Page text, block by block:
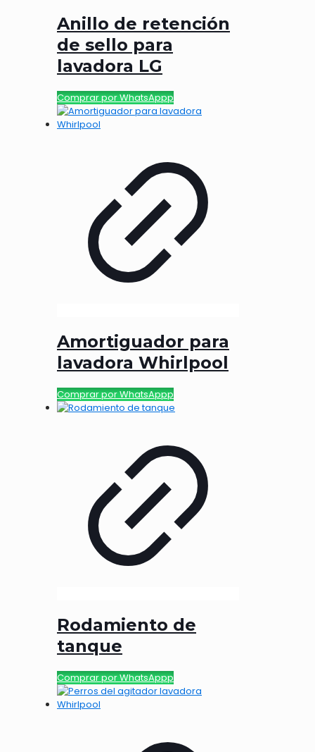
Anillo de retención
de sello para
lavadora LG
Comprar por WhatsAppp
Amortiguador para
lavadora Whirlpool
Comprar por WhatsAppp
Rodamiento de
tanque
Comprar por WhatsAppp